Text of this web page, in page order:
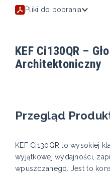
Pliki do pobrania
KEF Ci130QR –
Architektoniczny
Przegląd
KEF Ci130QR to wysokiej
wyjątkowej wydajności,
wpuszczanego. Jest to